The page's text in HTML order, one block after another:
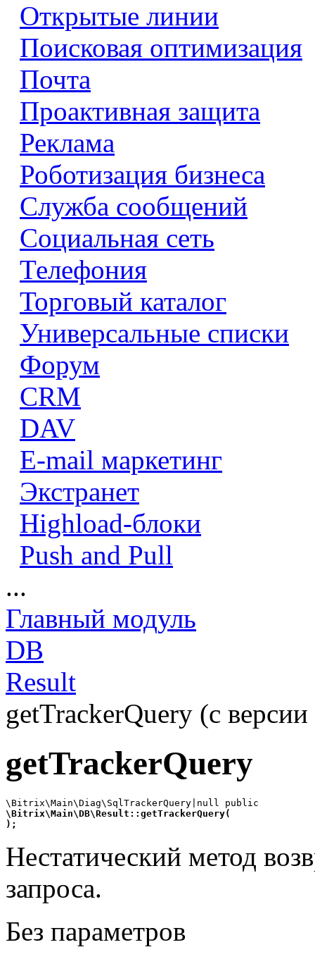
Открытые линии
Поисковая оптимизация
Почта
Проактивная защита
Реклама
Роботизация бизнеса
Служба сообщений
Социальная сеть
Телефония
Торговый каталог
Универсальные списки
Форум
CRM
DAV
E-mail маркетинг
Экстранет
Highload-блоки
Push and Pull
...
Главный модуль
DB
Result
getTrackerQuery (с
getTrackerQuery
\Bitrix\Main\DB\Result::getTrackerQuery(
);
Нестатический метод
запроса.
Без параметров